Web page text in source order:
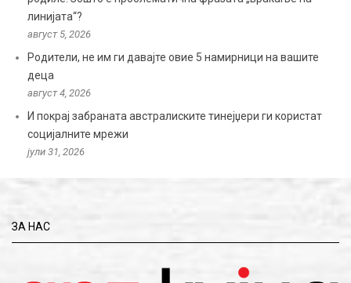
линијата“?
август 5, 2026
Родители, не им ги давајте овие 5 намирници на вашите
деца
август 4, 2026
И покрај забраната австралиските тинејџери ги користат
социјалните мрежи
јули 31, 2026
ЗА НАС